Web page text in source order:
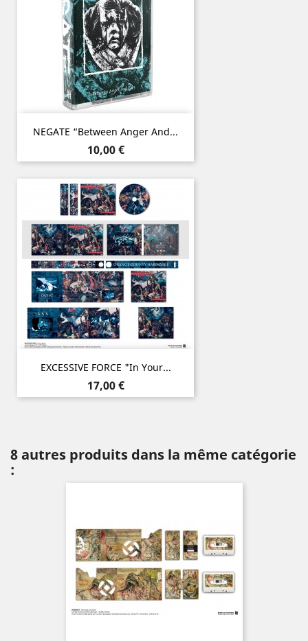
NEGATE “Between Anger And...
Prix
10,00 €
EXCESSIVE FORCE "In Your...
Prix
17,00 €
8 autres produits dans la même catégorie
: